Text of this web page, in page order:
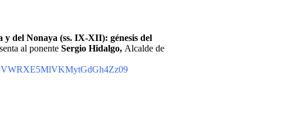
y del Nonaya (ss. IX-XII): génesis del
al ponente Sergio Hidalgo, Alcalde de